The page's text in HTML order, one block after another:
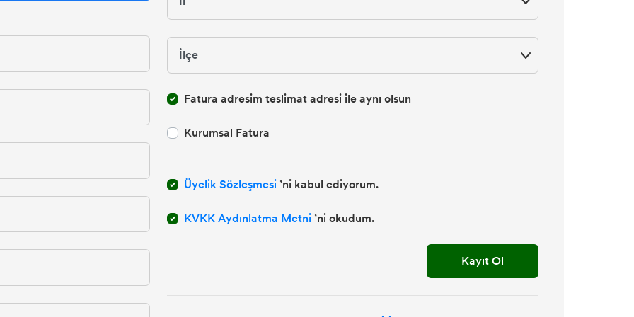
Fatura adresim teslimat adresi ile aynı olsun
Kurumsal Fatura
Üyelik Sözleşmesi ’ni kabul ediyorum.
KVKK Aydınlatma Metni ’ni okudum.
Kayıt Ol